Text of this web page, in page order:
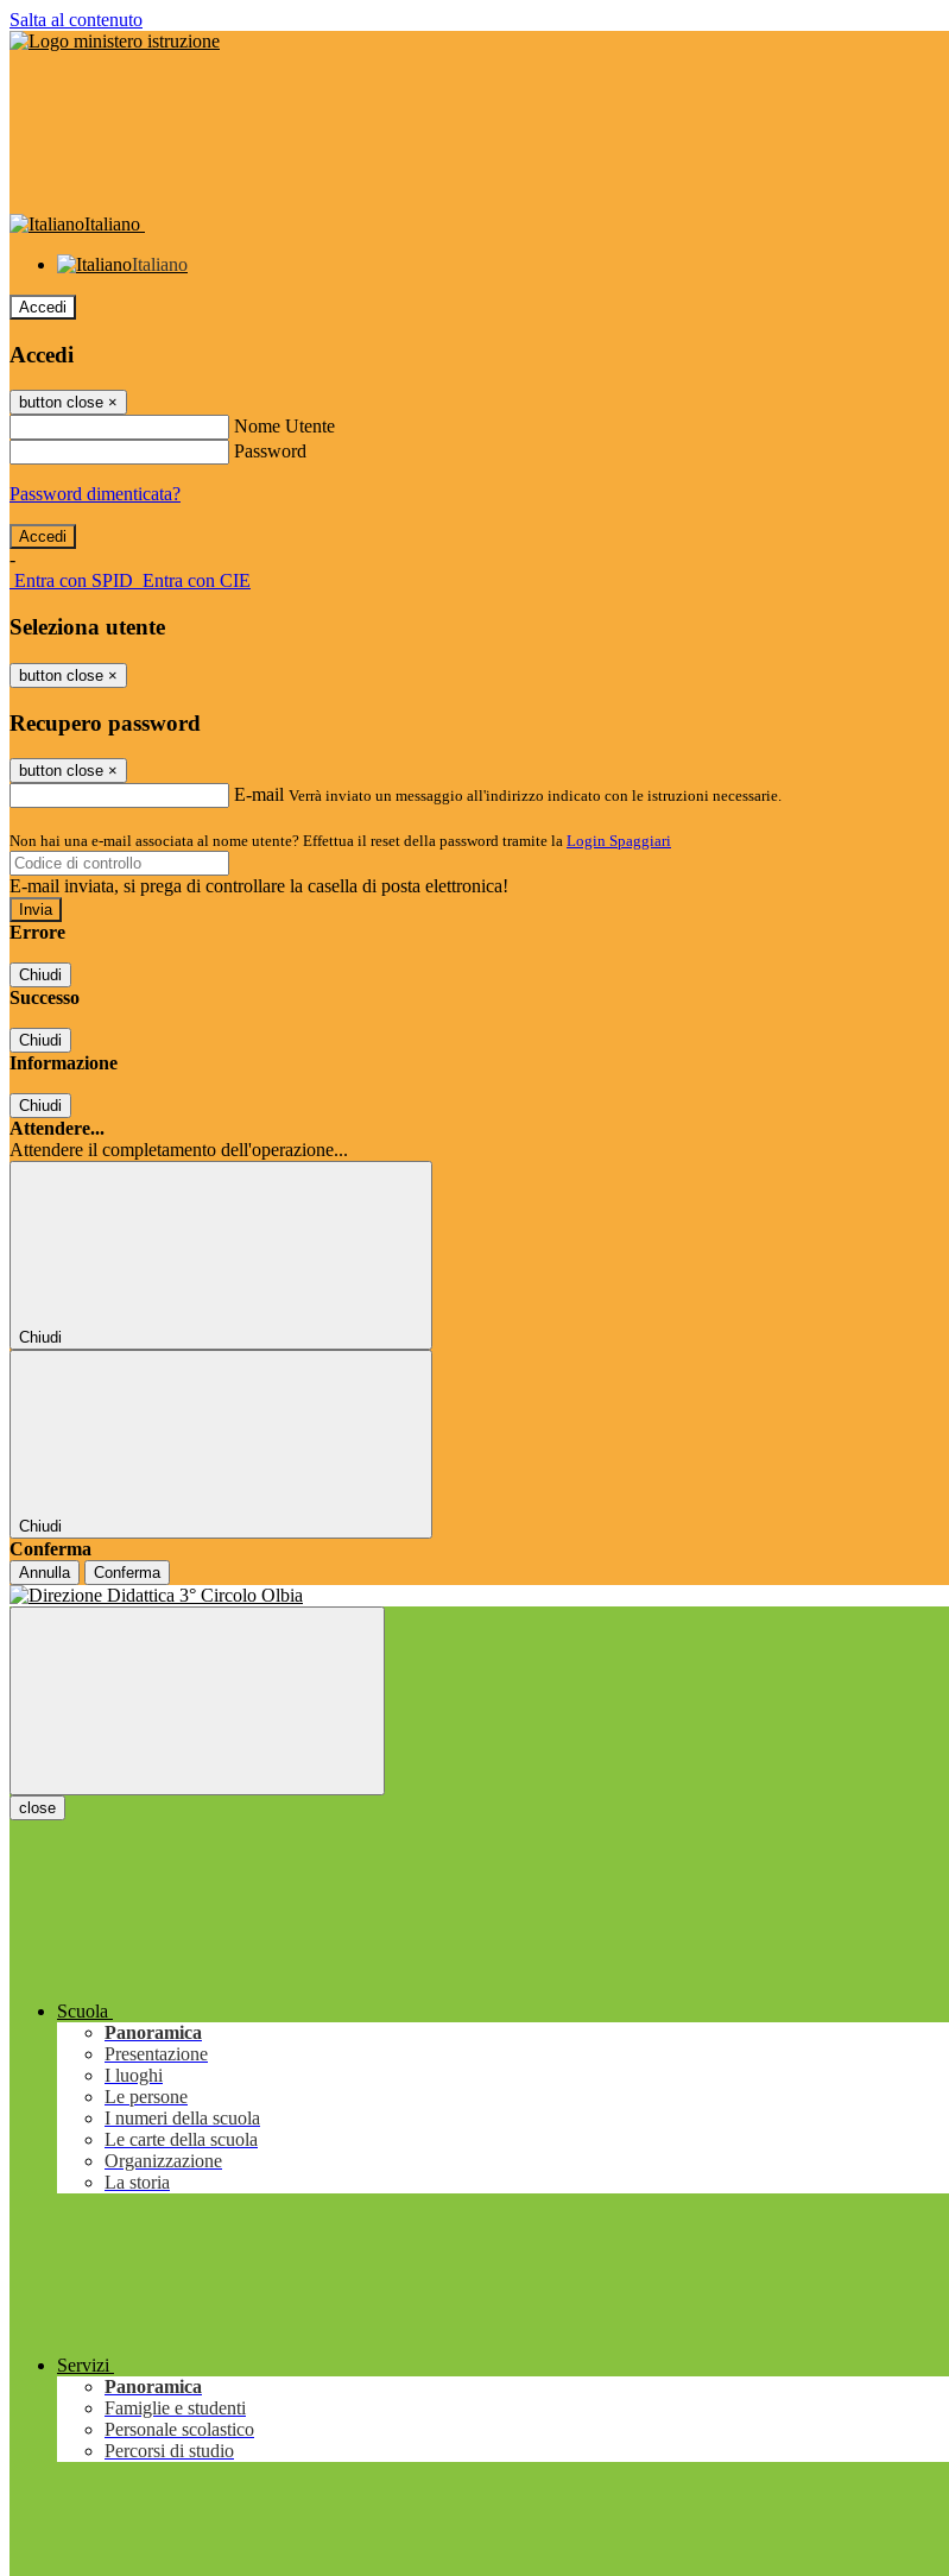
Salta al contenuto
Italiano
Italiano
Accedi
Accedi
button close ×
Nome Utente
Password
Password dimenticata?
-
Entra con SPID Entra con CIE
Seleziona utente
button close ×
Recupero password
button close ×
E-mail Verrà inviato un messaggio all'indirizzo indicato con le istruzioni necessarie.
Non hai una e-mail associata al nome utente? Effettua il reset della password tramite la Login Spaggiari
E-mail inviata, si prega di controllare la casella di posta elettronica!
Errore
Chiudi
Successo
Chiudi
Informazione
Chiudi
Attendere...
Attendere il completamento dell'operazione...
Chiudi
Chiudi
Conferma
Annulla Conferma
close
Scuola
Panoramica
Presentazione
I luoghi
Le persone
I numeri della scuola
Le carte della scuola
Organizzazione
La storia
Servizi
Panoramica
Famiglie e studenti
Personale scolastico
Percorsi di studio